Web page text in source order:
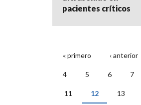
pacientes críticos
PÁGINAS
« primero ‹ anterior
4 5 6 7
11 12 13